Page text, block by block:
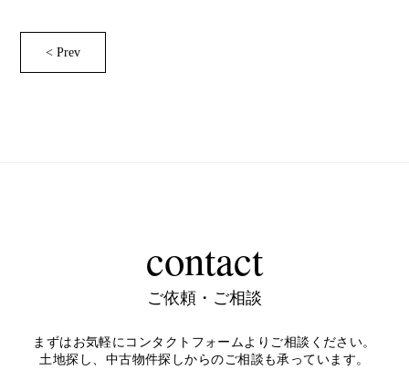
< Prev
contact
ご依頼・ご相談
まずはお気軽にコンタクトフォームよりご相談ください。
土地探し、中古物件探しからのご相談も承っています。